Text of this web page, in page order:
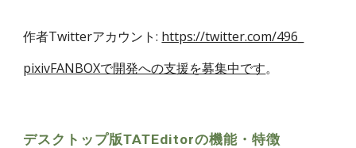
作者Twitterアカウント: https://twitter.com/496_
pixivFANBOXで開発への支援を募集中です。
デスクトップ版TATEditorの機能・特徴